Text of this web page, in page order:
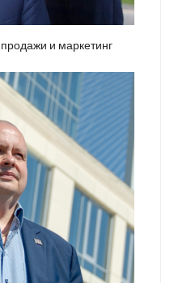
и маркетинг